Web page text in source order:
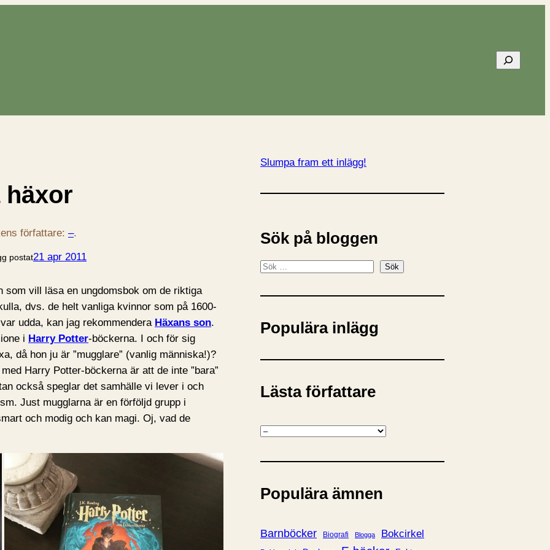
Sök
häxor
författare: –.
postat21 apr 2011
som vill läsa en ungdomsbok om de riktiga
dvs. de helt vanliga kvinnor som på 1600-
udda, kan jag rekommendera Häxans son.
i Harry Potter-böckerna. I och för sig
då hon ju är ”mugglare” (vanlig människa!)?
Harry Potter-böckerna är att de inte ”bara”
också speglar det samhälle vi lever i och
Just mugglarna är en förföljd grupp i
och modig och kan magi. Oj, vad de
Slumpa fram ett inlägg!
Sök på bloggen
S
k
Sök
Populära inlägg
Lästa författare
K
t
g
i
Populära ämnen
Barnböcker Biografi Blogga Bokcirkel